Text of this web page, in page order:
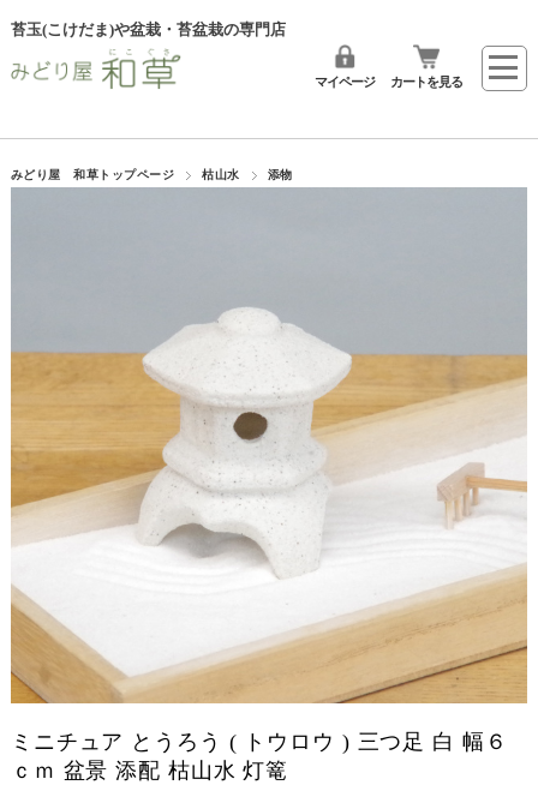
苔玉(こけだま)や盆栽・苔盆栽の専門店
マイページ カートを見る
みどり屋 和草トップページ 枯山水 添物
ミニチュア とうろう ( トウロウ ) 三つ足 白 幅６
ｃｍ 盆景 添配 枯山水 灯篭